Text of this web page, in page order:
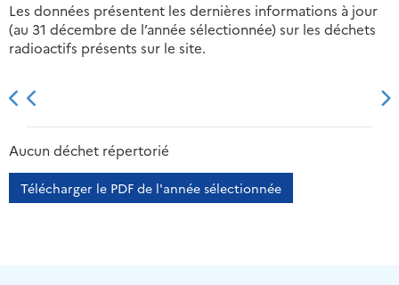
Les données présentent les dernières informations à jour
(au 31 décembre de l’année sélectionnée) sur les déchets
radioactifs présents sur le site.
2013 2014
Aucun déchet répertorié
Télécharger le PDF de l'année sélectionnée